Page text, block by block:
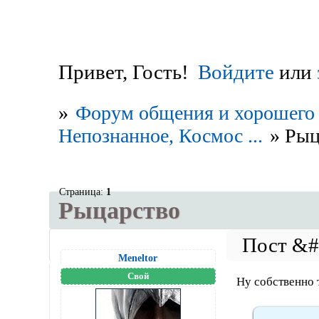
Привет, Гость! Войдите или
» Форум общения и хорошего
Непознанное, Космос ... »
Рыцарство
Страница:1
Meneltоr
Свой Ну собственно